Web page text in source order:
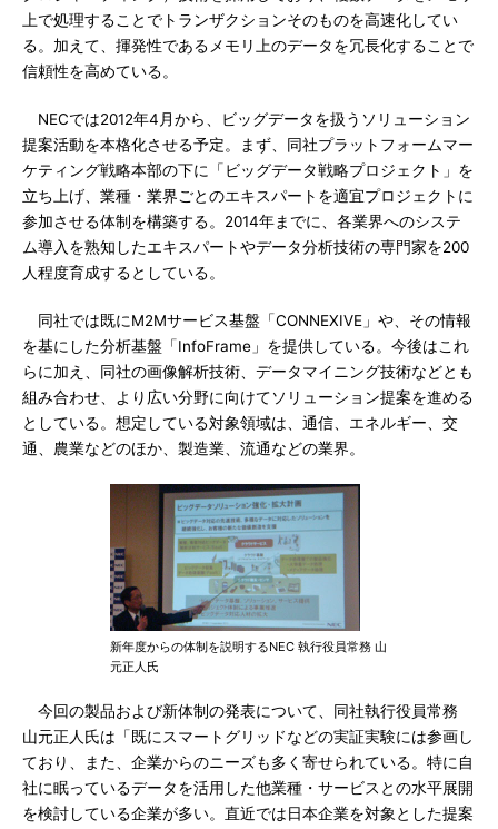
上で処理することでトランザクションそのものを高速化してい
る。加えて、揮発性であるメモリ上のデータを冗長化することで
信頼性を高めている。
NECでは2012年4月から、ビッグデータを扱うソリューション
提案活動を本格化させる予定。まず、同社プラットフォームマー
ケティング戦略本部の下に「ビッグデータ戦略プロジェクト」を
立ち上げ、業種・業界ごとのエキスパートを適宜プロジェクトに
参加させる体制を構築する。2014年までに、各業界へのシステ
ム導入を熟知したエキスパートやデータ分析技術の専門家を200
人程度育成するとしている。
同社では既にM2Mサービス基盤「CONNEXIVE」や、その情報
を基にした分析基盤「InfoFrame」を提供している。今後はこれ
らに加え、同社の画像解析技術、データマイニング技術などとも
組み合わせ、より広い分野に向けてソリューション提案を進める
としている。想定している対象領域は、通信、エネルギー、交
通、農業などのほか、製造業、流通などの業界。
新年度からの体制を説明するNEC 執行役員常務 山
元正人氏
今回の製品および新体制の発表について、同社執行役員常務
山元正人氏は「既にスマートグリッドなどの実証実験には参画し
ており、また、企業からのニーズも多く寄せられている。特に自
社に眠っているデータを活用した他業種・サービスとの水平展開
を検討している企業が多い。直近では日本企業を対象とした提案